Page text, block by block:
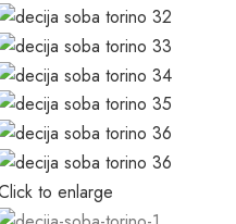
to enlarge